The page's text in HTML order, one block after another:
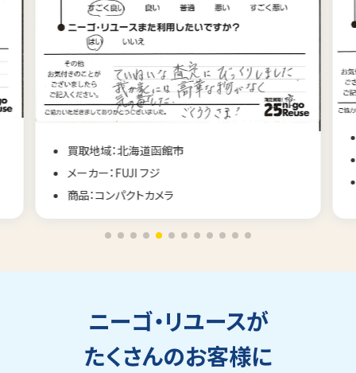
メーカー：CONTAX コンタックス
商品：コンパクトカメラ
ニーゴ・リユースが
たくさんのお客様に